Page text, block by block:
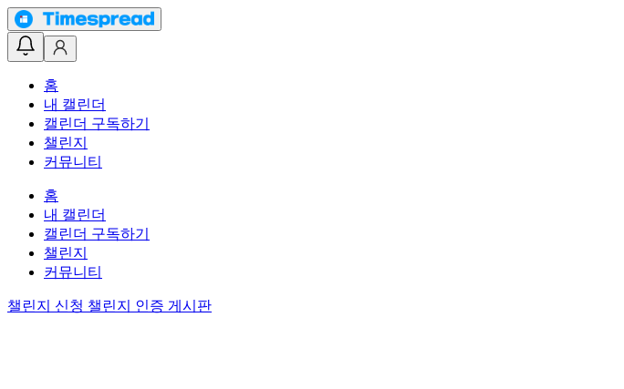
홈
내 캘린더
캘린더 구독하기
챌린지
커뮤니티
홈
내 캘린더
캘린더 구독하기
챌린지
커뮤니티
챌린지 신청 챌린지 인증 게시판